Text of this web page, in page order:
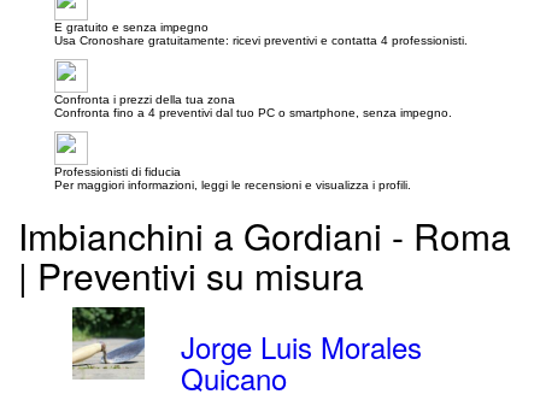
E gratuito e senza impegno
Usa Cronoshare gratuitamente: ricevi preventivi e contatta 4 professionisti.
Confronta i prezzi della tua zona
Confronta fino a 4 preventivi dal tuo PC o smartphone, senza impegno.
Professionisti di fiducia
Per maggiori informazioni, leggi le recensioni e visualizza i profili.
Imbianchini a Gordiani - Roma
| Preventivi su misura
Jorge Luis Morales
Quicano